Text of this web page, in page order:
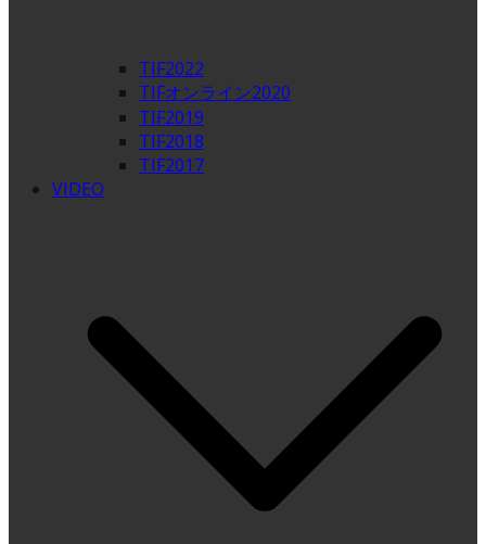
TIF2022
TIFオンライン2020
TIF2019
TIF2018
TIF2017
VIDEO